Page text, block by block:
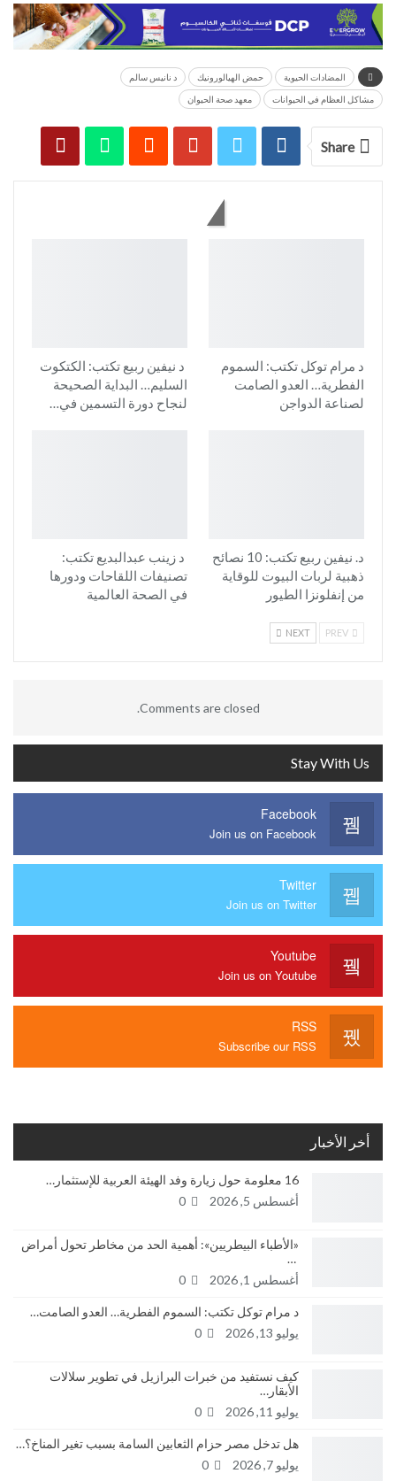
المضادات الحيوية حمض الهيالورونيك د نانيس سالم
مشاكل العظام في الحيوانات معهد صحة الحيوان
Share
د مرام توكل تكتب: السموم
الفطرية… العدو الصامت
لصناعة الدواجن
د نيفين ربيع تكتب: الكتكوت
السليم… البداية الصحيحة
لنجاح دورة التسمين في…
د. نيفين ربيع تكتب: 10 نصائح
ذهبية لربات البيوت للوقاية
من إنفلونزا الطيور
د زينب عبدالبديع تكتب:
تصنيفات اللقاحات ودورها
في الصحة العالمية
NEXT
Comments are closed.
Stay With Us
Facebook
Join us on Facebook
Twitter
Join us on Twitter
Youtube
Join us on Youtube
RSS
Subscribe our RSS
أخر الأخبار
16 معلومة حول زيارة وفد الهيئة العربية للإستثمار…
أغسطس 5, 2026
«الأطباء البيطريين»: أهمية الحد من مخاطر تحول أمراض
…
أغسطس 1, 2026
د مرام توكل تكتب: السموم الفطرية… العدو الصامت…
يوليو 13, 2026
كيف نستفيد من خبرات البرازيل في تطوير سلالات
الأبقار…
يوليو 11, 2026
هل تدخل مصر حزام الثعابين السامة بسبب تغير المناخ؟…
يوليو 7, 2026